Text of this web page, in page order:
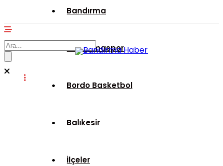
Bandırma
Bandırmaspor
Bordo Basketbol
Balıkesir
İlçeler